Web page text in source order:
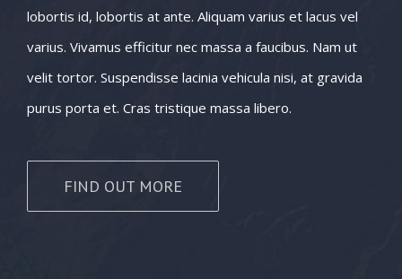
lobortis id, lobortis at ante. Aliquam varius et lacus vel
varius. Vivamus efficitur nec massa a faucibus. Nam ut
velit tortor. Suspendisse lacinia vehicula nisi, at gravida
purus porta et. Cras tristique massa libero.
FIND OUT MORE